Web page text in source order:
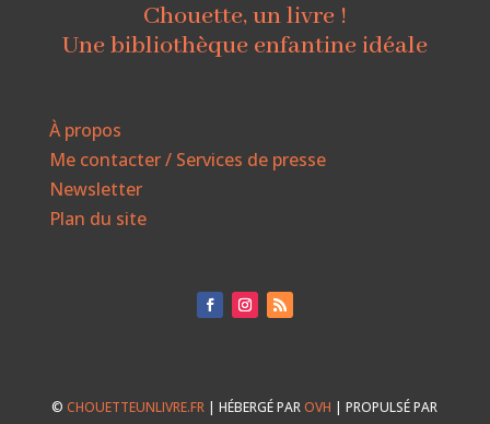
Chouette, un livre !
Une bibliothèque enfantine idéale
À propos
Me contacter / Services de presse
Newsletter
Plan du site
©CHOUETTEUNLIVRE.FR | HÉBERGÉ PAROVH | PROPULSÉ PAR